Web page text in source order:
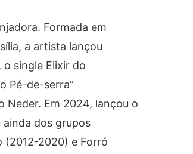
Formada em
a artista lançou
single Elixir do
Pé-de-serra”
Neder. Em 2024, lançou o
dos grupos
(2012-2020) e Forró